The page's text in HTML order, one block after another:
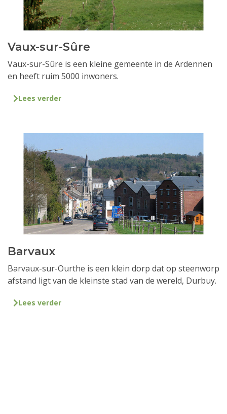
Vaux-sur-Sûre
Vaux-sur-Sûre is een kleine gemeente in de Ardennen
en heeft ruim 5000 inwoners.
Lees verder
Barvaux
Barvaux-sur-Ourthe is een klein dorp dat op steenworp
afstand ligt van de kleinste stad van de wereld, Durbuy.
Lees verder